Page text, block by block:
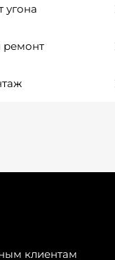
угона
ремонт
клиентам